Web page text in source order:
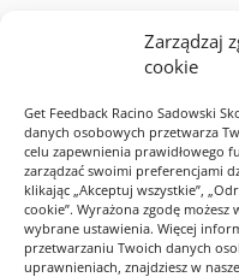
Zarządzaj
cookie
Get Feedback Racino Sadowski
danych osobowych przetwarza
celu zapewnienia prawidłowego
zarządzać swoimi preferencjami
klikając „Akceptuj wszystkie”,
cookie”. Wyrażona zgodę
wybrane ustawienia. Więcej
przetwarzaniu Twoich danych
uprawnieniach, znajdziesz w
2026 Webankieta
Regulamin serwisu
Polityka prywatności